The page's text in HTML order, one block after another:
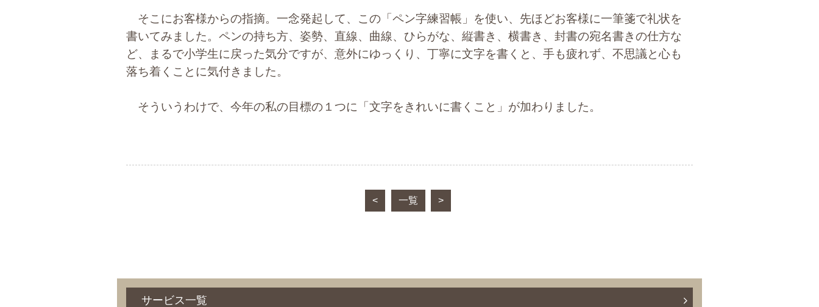
そこにお客様からの指摘。一念発起して、この「ペン字練習帳」を使い、先ほどお客様に一筆箋で礼状を
書いてみました。ペンの持ち方、姿勢、直線、曲線、ひらがな、縦書き、横書き、封書の宛名書きの仕方な
ど、まるで小学生に戻った気分ですが、意外にゆっくり、丁寧に文字を書くと、手も疲れず、不思議と心も
落ち着くことに気付きました。
そういうわけで、今年の私の目標の１つに「文字をきれいに書くこと」が加わりました。
< 一覧 >
サービス一覧